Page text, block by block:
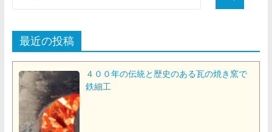
最近の投稿
４００年の伝統と歴史のある瓦の焼き窯で
鉄細工